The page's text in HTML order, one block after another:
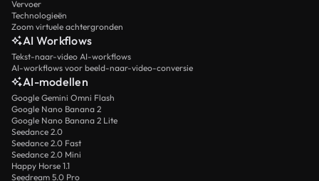
Vervoer
Technologieën
Zoom virtuele achtergronden
AI Workflows
Tekst-naar-video AI-workflows
AI-workflows voor beeld-naar-video-conversie
AI-modellen
Google Gemini Omni Flash
Google Nano Banana 2
Google Nano Banana 2 Lite
Seedance 2.0
Seedance 2.0 Fast
Seedance 2.0 Mini
Happy Horse 1.1
Seedream 5.0 Pro